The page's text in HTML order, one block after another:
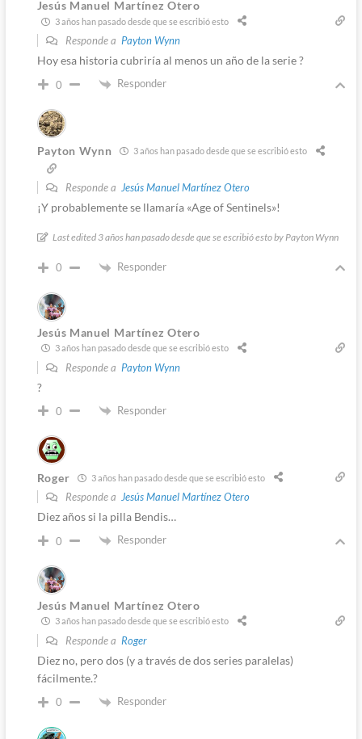
Jesús Manuel Martínez Otero
3 años han pasado desde que se escribió esto
Responde a Payton Wynn
Hoy esa historia cubriría al menos un año de la serie ?
0 Responder
Payton Wynn 3 años han pasado desde que se escribió esto
Responde a Jesús Manuel Martínez Otero
¡Y probablemente se llamaría «Age of Sentinels»!
Last edited 3 años han pasado desde que se escribió esto by Payton Wynn
0 Responder
Jesús Manuel Martínez Otero
3 años han pasado desde que se escribió esto
Responde a Payton Wynn
?
0 Responder
Roger 3 años han pasado desde que se escribió esto
Responde a Jesús Manuel Martínez Otero
Diez años si la pilla Bendis…
0 Responder
Jesús Manuel Martínez Otero
3 años han pasado desde que se escribió esto
Responde a Roger
Diez no, pero dos (y a través de dos series paralelas)
fácilmente.?
0 Responder